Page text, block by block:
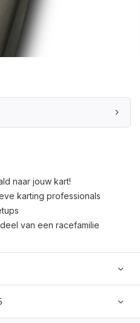
naar jouw kart!
karting professionals
van een racefamilie